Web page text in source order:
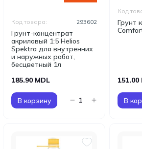
Грунт-концентрат
акриловый 1:5 Helios
Spektra для внутренних
и наружных работ,
бесцветный 1л
Код товара: 293602
185.90 MDL
В корзину
Грунт
Код
151.00
В